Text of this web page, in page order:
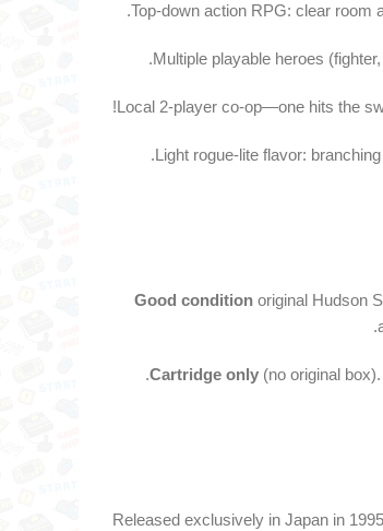
Top‑down action RPG: clear
Multiple playable heroes
Local 2‑player co‑op—one hits the
Light rogue‑lite flavor:
Good conditionoriginal Hudson
Cartridge only(no original box).
Released exclusively in Japan in